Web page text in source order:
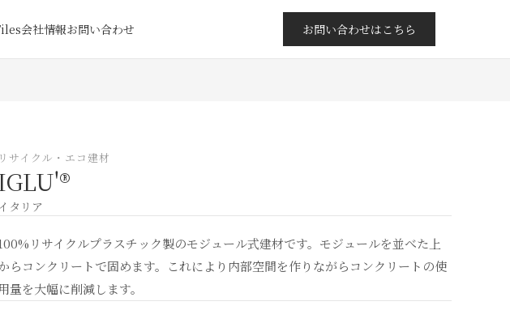
会社情報お問い合わせ お問い合わせはこちら
リサイクル・エコ建材
イタリア
リサイクルプラスチック製のモジュール式建材です。モジュールを並べた上
らコンクリートで固めます。これにより内部空間を作りながらコンクリートの使
量を大幅に削減します。